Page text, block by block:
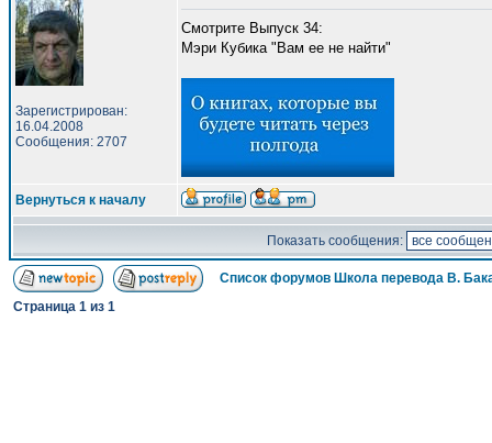
Зарегистрирован:
16.04.2008
Сообщения: 2707
Смотрите Выпуск 34:
Мэри Кубика "Вам ее не найти"
Вернуться к началу
Показать сообщения:
Список форумов Школа перевода В.
Страница 1 из 1